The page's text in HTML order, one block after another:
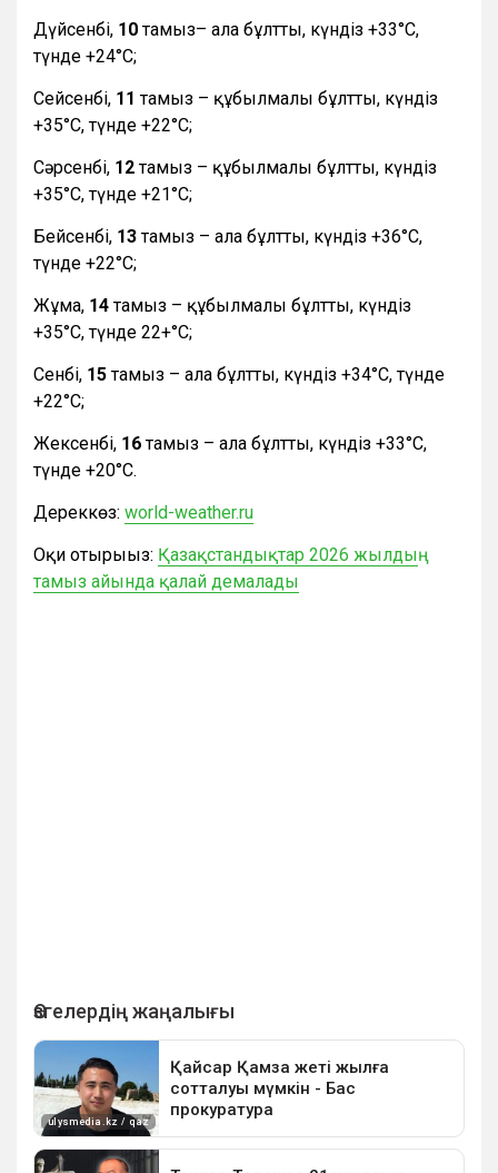
Дүйсенбі, 10тамыз– ала бұлтты, күндіз +33°С,
түнде +24°С;
Сейсенбі, 11тамыз – құбылмалы бұлтты, күндіз
+35°С, түнде +22°С;
Сәрсенбі, 12тамыз – құбылмалы бұлтты, күндіз
+35°С, түнде +21°С;
Бейсенбі, 13тамыз – ала бұлтты, күндіз +36°С,
түнде +22°С;
Жұма, 14тамыз – құбылмалы бұлтты, күндіз
+35°С, түнде 22+°С;
Сенбі, 15тамыз – ала бұлтты, күндіз +34°С, түнде
+22°С;
Жексенбі, 16тамыз – ала бұлтты, күндіз +33°С,
түнде +20°С.
Дереккөз: world-weather.ru
Оқи отырыңыз: Қазақстандықтар 2026 жылдың
тамыз айында қалай демалады